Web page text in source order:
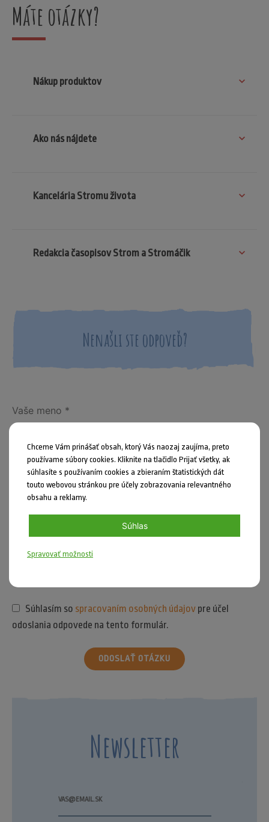
Máte otázky?
Nákup produktov
Ako nás nájdete
Kancelária Stromu života
Redakcia časopisov Strom a Stromáčik
Nenašli ste odpoveď?
Súhlasím so spracovaním osobných údajov pre účel
odoslania odpovede na tento formulár.
ODOSLAŤ OTÁZKU
Newsletter
Chceme Vám prinášať obsah, ktorý Vás naozaj zaujíma, preto
používame súbory cookies. Kliknite na tlačidlo Prijať všetky, ak
súhlasíte s používaním cookies a zbieraním štatistických dát
touto webovou stránkou pre účely zobrazovania relevantného
obsahu a reklamy.
Súhlas
Spravovať možnosti